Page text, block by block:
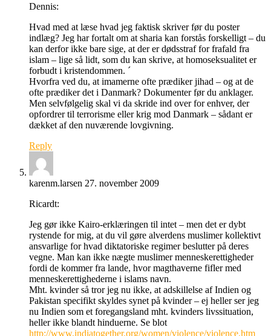
Dennis:
Hvad med at læse hvad jeg faktisk skriver før du poster
indlæg? Jeg har fortalt om at sharia kan forstås forskelligt – du
kan derfor ikke bare sige, at der er dødsstraf for frafald fra
islam – lige så lidt, som du kan skrive, at homoseksualitet er
forbudt i kristendommen. ´
Hvorfra ved du, at imamerne ofte prædiker jihad – og at de
ofte prædiker det i Danmark? Dokumenter før du anklager.
Men selvfølgelig skal vi da skride ind over for enhver, der
opfordrer til terrorisme eller krig mod Danmark – sådant er
dækket af den nuværende lovgivning.
Reply
karenm.larsen 27. november 2009
Ricardt:
Jeg gør ikke Kairo-erklæringen til intet – men det er dybt
rystende for mig, at du vil gøre alverdens muslimer kollektivt
ansvarlige for hvad diktatoriske regimer beslutter på deres
vegne. Man kan ikke nægte muslimer menneskerettigheder
fordi de kommer fra lande, hvor magthaverne fifler med
menneskerettighederne i islams navn.
Mht. kvinder så tror jeg nu ikke, at adskillelse af Indien og
Pakistan specifikt skyldes synet på kvinder – ej heller ser jeg
nu Indien som et foregangsland mht. kvinders livssituation,
heller ikke blandt hinduerne. Se blot
http://www.indiatogether.org/women/violence/violence.htm